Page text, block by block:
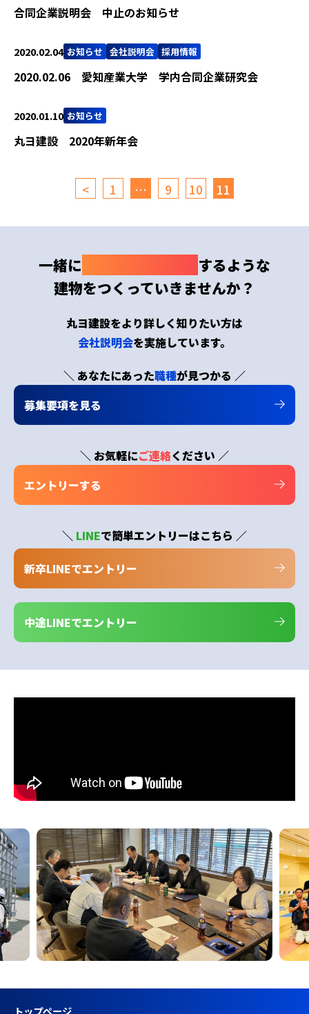
合同企業説明会 中止のお知らせ
2020.02.04 お知らせ 会社説明会 採用情報
2020.02.06 愛知産業大学 学内合同企業研究会
2020.01.10 お知らせ
丸ヨ建設 2020年新年会
< 1 … 9 10 11
一緒に
するような
建物をつくっていきませんか？
丸ヨ建設をより詳しく知りたい方は
会社説明会を実施しています。
＼ あなたにあった職種が見つかる ／
募集要項を見る
＼ お気軽にご連絡ください ／
エントリーする
＼ LINEで簡単エントリーはこちら ／
新卒LINEでエントリー
中途LINEでエントリー